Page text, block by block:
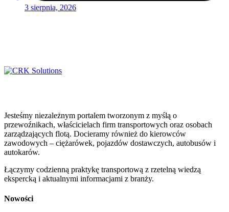
3 sierpnia, 2026
Jesteśmy niezależnym portalem tworzonym z myślą o
przewoźnikach, właścicielach firm transportowych oraz osobach
zarządzających flotą. Docieramy również do kierowców
zawodowych – ciężarówek, pojazdów dostawczych, autobusów i
autokarów.
Łączymy codzienną praktykę transportową z rzetelną wiedzą
ekspercką i aktualnymi informacjami z branży.
Nowości